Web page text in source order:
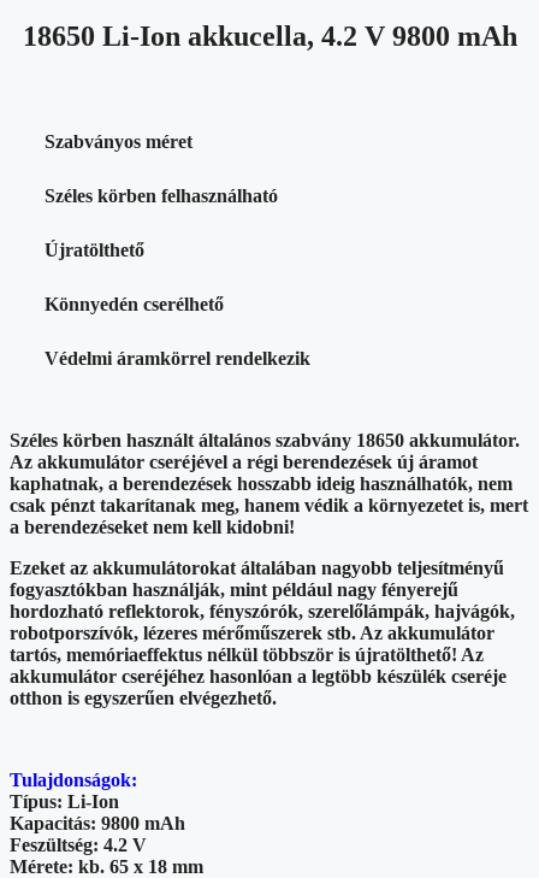
18650 Li-Ion akkucella, 4.2 V 9800 mAh
Szabványos méret
Széles körben felhasználható
Újratölthető
Könnyedén cserélhető
Védelmi áramkörrel rendelkezik
Széles körben használt általános szabvány 18650 akkumulátor.
Az akkumulátor cseréjével a régi berendezések új áramot
kaphatnak, a berendezések hosszabb ideig használhatók, nem
csak pénzt takarítanak meg, hanem védik a környezetet is, mert
a berendezéseket nem kell kidobni!
Ezeket az akkumulátorokat általában nagyobb teljesítményű
fogyasztókban használják, mint például nagy fényerejű
hordozható reflektorok, fényszórók, szerelőlámpák, hajvágók,
robotporszívók, lézeres mérőműszerek stb. Az akkumulátor
tartós, memóriaeffektus nélkül többször is újratölthető! Az
akkumulátor cseréjéhez hasonlóan a legtöbb készülék cseréje
otthon is egyszerűen elvégezhető.
Tulajdonságok:
Típus: Li-Ion
Kapacitás: 9800 mAh
Feszültség: 4.2 V
Mérete: kb. 65 x 18 mm